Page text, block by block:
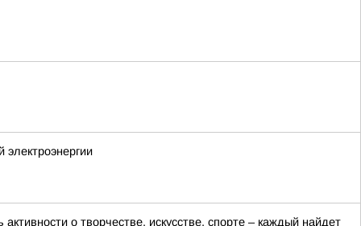
о творчестве, искусстве, спорте – каждый найдет